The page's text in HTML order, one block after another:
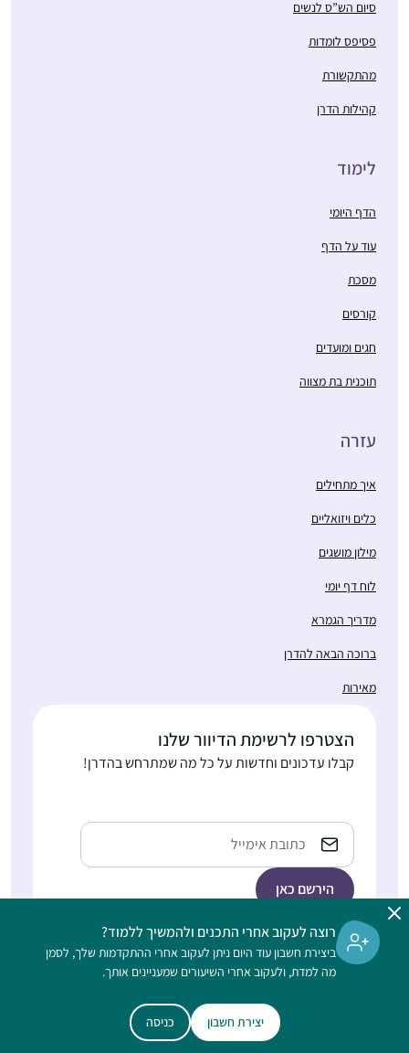
סיום הש”ס לנשים
פסיפס לומדות
מהתקשורת
קהילות הדרן
לימוד
הדף היומי
עוד על הדף
מסכת
קורסים
חגים ומועדים
תוכנית בת מצווה
עזרה
איך מתחילים
כלים ויזואליים
מילון מושגים
לוח דף יומי
מדריך הגמרא
ברוכה הבאה להדרן
מאירות
הצטרפו לרשימת הדיוור שלנו
קבלו עדכונים וחדשות על כל מה שמתרחש בהדרן!
Email
הלימוד בהדרן הוא דיגיטלי, ללא תשלום, מתאים גם למתחילות, ונפתח
לנשים וגברים כאחד
רוצה לעקוב אחרי התכנים ולהמשיך ללמוד?
ביצירת חשבון עוד היום ניתן לעקוב אחרי ההתקדמות שלך, לסמן
מה למדת, ולעקוב אחרי השיעורים שמעניינים אותך.
יצירת חשבון כניסה